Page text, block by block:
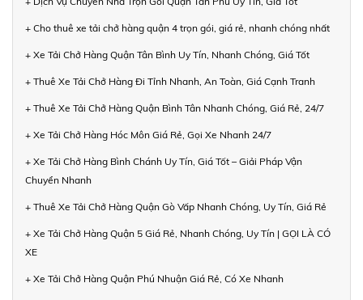
+ Cho thuê xe tải chở hàng quận 4 trọn gói, giá rẻ, nhanh chóng nhất
+ Xe Tải Chở Hàng Quận Tân Bình Uy Tín, Nhanh Chóng, Giá Tốt
+ Thuê Xe Tải Chở Hàng Đi Tỉnh Nhanh, An Toàn, Giá Cạnh Tranh
+ Thuê Xe Tải Chở Hàng Quận Bình Tân Nhanh Chóng, Giá Rẻ, 24/7
+ Xe Tải Chở Hàng Hóc Môn Giá Rẻ, Gọi Xe Nhanh 24/7
+ Xe Tải Chở Hàng Bình Chánh Uy Tín, Giá Tốt – Giải Pháp Vận
Chuyển Nhanh
+ Thuê Xe Tải Chở Hàng Quận Gò Vấp Nhanh Chóng, Uy Tín, Giá Rẻ
+ Xe Tải Chở Hàng Quận 5 Giá Rẻ, Nhanh Chóng, Uy Tín | GỌI LÀ CÓ
XE
+ Xe Tải Chở Hàng Quận Phú Nhuận Giá Rẻ, Có Xe Nhanh